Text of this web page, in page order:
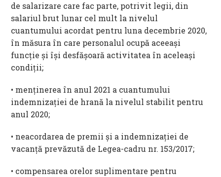
de salarizare care fac parte, potrivit legii, din
salariul brut lunar cel mult la nivelul
cuantumului acordat pentru luna decembrie 2020,
în măsura în care personalul ocupă aceeași
funcție și își desfășoară activitatea în aceleași
condiții;
• menținerea în anul 2021 a cuantumului
indemnizației de hrană la nivelul stabilit pentru
anul 2020;
• neacordarea de premii și a indemnizaţiei de
vacanţă prevăzută de Legea-cadru nr. 153/2017;
• compensarea orelor suplimentare pentru